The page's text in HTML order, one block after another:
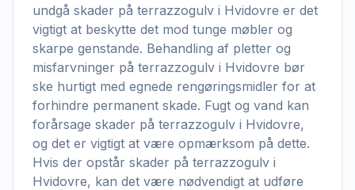
undgå skader på terrazzogulv i Hvidovre er det
vigtigt at beskytte det mod tunge møbler og
skarpe genstande. Behandling af pletter og
misfarvninger på terrazzogulv i Hvidovre bør
ske hurtigt med egnede rengøringsmidler for at
forhindre permanent skade. Fugt og vand kan
forårsage skader på terrazzogulv i Hvidovre,
og det er vigtigt at være opmærksom på dette.
Hvis der opstår skader på terrazzogulv i
Hvidovre, kan det være nødvendigt at udføre